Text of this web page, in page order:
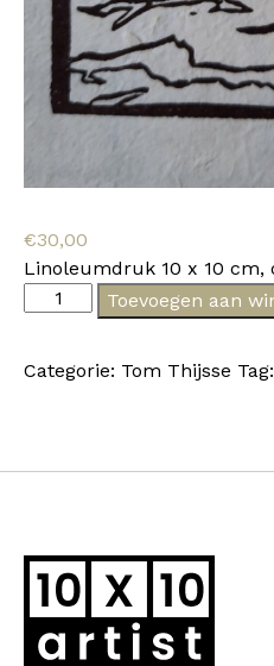
€30,00
Linoleumdruk 10 x 10 cm,
Tom
aantal
Toevoegen aan
Categorie: Tom Thijsse Tag: